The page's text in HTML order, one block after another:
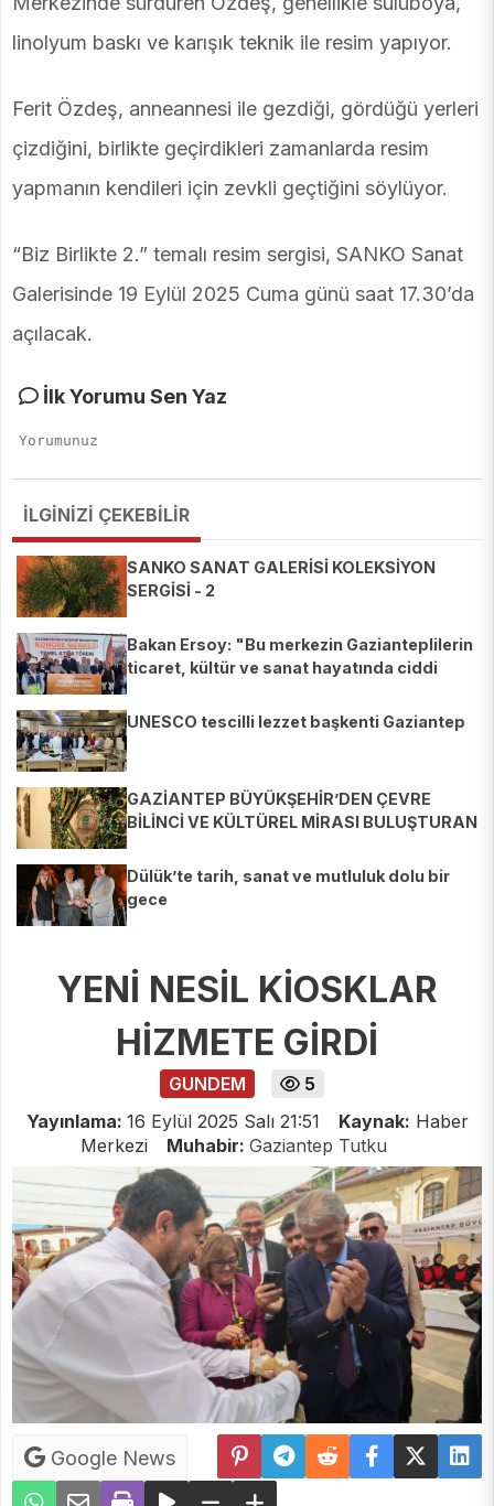
linolyum baskı ve karışık teknik ile resim yapıyor.
Ferit Özdeş, anneannesi ile gezdiği, gördüğü yerleri
çizdiğini, birlikte geçirdikleri zamanlarda resim
yapmanın kendileri için zevkli geçtiğini söylüyor.
“Biz Birlikte 2.” temalı resim sergisi, SANKO Sanat
Galerisinde 19 Eylül 2025 Cuma günü saat 17.30’da
açılacak.
İlk Yorumu Sen Yaz
İLGİNİZİ ÇEKEBİLİR
SANKO SANAT GALERİSİ KOLEKSİYON
SERGİSİ - 2
Bakan Ersoy: "Bu merkezin Gazianteplilerin
ticaret, kültür ve sanat hayatında ciddi
UNESCO tescilli lezzet başkenti Gaziantep
GAZİANTEP BÜYÜKŞEHİR’DEN ÇEVRE
BİLİNCİ VE KÜLTÜREL MİRASI BULUŞTURAN
Dülük’te tarih, sanat ve mutluluk dolu bir
gece
YENİ NESİL KİOSKLAR
HİZMETE GİRDİ
GUNDEM
5
Yayınlama: 16 Eylül 2025 Salı 21:51 Kaynak: Haber
Merkezi
Muhabir: Gaziantep Tutku
Google News